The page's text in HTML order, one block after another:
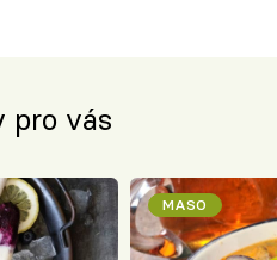
pro vás
MASO